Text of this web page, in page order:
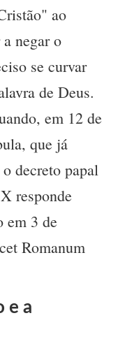
ao
negar o
se curvar
de Deus.
em 12 de
que já
decreto papal
responde
em 3 de
Romanum
e a